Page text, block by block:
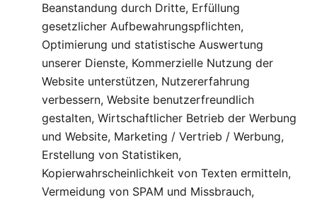
Beanstandung durch Dritte, Erfüllung
gesetzlicher Aufbewahrungspflichten,
Optimierung und statistische Auswertung
unserer Dienste, Kommerzielle Nutzung der
Website unterstützen, Nutzererfahrung
verbessern, Website benutzerfreundlich
gestalten, Wirtschaftlicher Betrieb der Werbung
und Website, Marketing / Vertrieb / Werbung,
Erstellung von Statistiken,
Kopierwahrscheinlichkeit von Texten ermitteln,
Vermeidung von SPAM und Missbrauch,